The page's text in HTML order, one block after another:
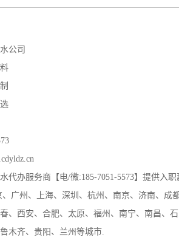
公司
代办服务商【电/微:185-7051-5573】提供入
广州、上海、深圳、杭州、南京、济南、成
、西安、合肥、太原、福州、南宁、南昌、
木齐、贵阳、兰州等城市.